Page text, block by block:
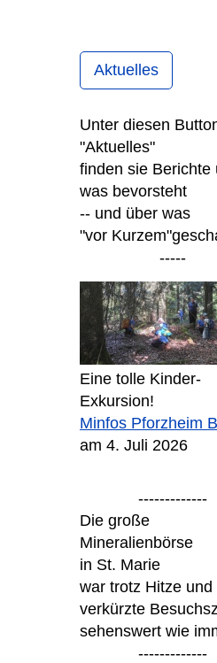
Aktuelles
Unter diesen
"Aktuelles"
finden sie Berichte
was bevorsteht
-- und über was
"vor Kurzem"
-----
Eine tolle Kinder-
Exkursion!
Minfos Pforzheim
am 4. Juli 2026
-------------
Die große
Mineralienbörse
in St. Marie
war trotz Hitze und
verkürzte
sehenswert wie
-------------